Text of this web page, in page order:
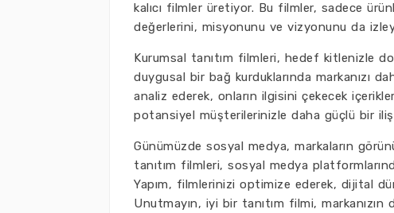
kalıcı filmler üretiyor. Bu filmler, sadece
değerlerini, misyonunu ve vizyonunu da
Kurumsal tanıtım filmleri, hedef kitlenizle
duygusal bir bağ kurduklarında markanızı
analiz ederek, onların ilgisini çekecek
potansiyel müşterilerinizle daha güçlü bir
Günümüzde sosyal medya, markaların
tanıtım filmleri, sosyal medya
Yapım, filmlerinizi optimize ederek, dijital
Unutmayın, iyi bir tanıtım filmi, markanızın